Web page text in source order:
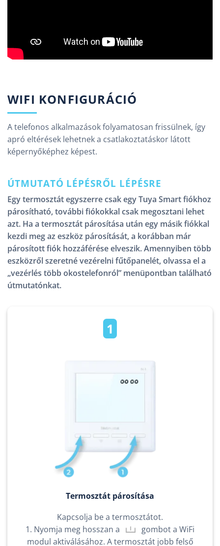
WIFI KONFIGURÁCIÓ
A telefonos alkalmazások folyamatosan frissülnek, így
apró eltérések lehetnek a csatlakoztatáskor látott
képernyőképhez képest.
ÚTMUTATÓ LÉPÉSRŐL LÉPÉSRE
Egy termosztát egyszerre csak egy Tuya Smart fiókhoz
párosítható, további fiókokkal csak megosztani lehet
azt. Ha a termosztát párosítása után egy másik fiókkal
kezdi meg az eszköz párosítását, a korábban már
párosított fiók hozzáférése elveszik. Amennyiben több
eszközről szeretné vezérelni fűtőpanelét, olvassa el a
„vezérlés több okostelefonról” menüpontban található
útmutatónkat.
1
Termosztát párosítása
Kapcsolja be a termosztátot.
1. Nyomja meg hosszan a
gombot a WiFi
modul aktiválásához. A termosztát jobb felső